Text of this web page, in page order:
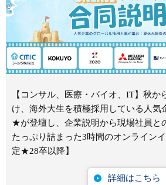
【コンサル、医療・バイオ、IT】秋か
け、海外大生を積極採用している人
★が登壇し、企業説明から現場社員と
たっぷり詰まった3時間のオンライン
定★28卒以降】
詳細はこちら